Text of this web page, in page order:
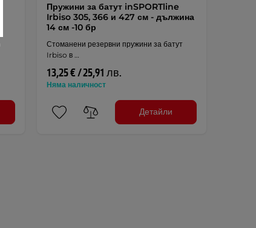
Пружини за батут inSPORTline
Irbiso 305, 366 и 427 см - дължина
14 см -10 бр
Стоманени резервни пружини за батут
Irbiso в …
13,25 € / 25,91 лв.
Няма наличност
Детайли